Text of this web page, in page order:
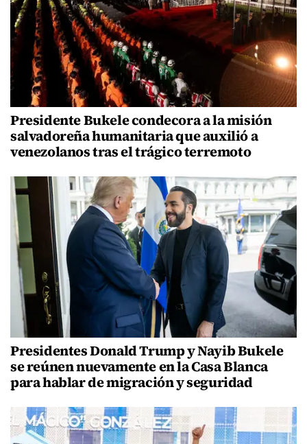
Presidente Bukele condecora a la misión
salvadoreña humanitaria que auxilió a
venezolanos tras el trágico terremoto
Presidentes Donald Trump y Nayib Bukele
se reúnen nuevamente en la Casa Blanca
para hablar de migración y seguridad